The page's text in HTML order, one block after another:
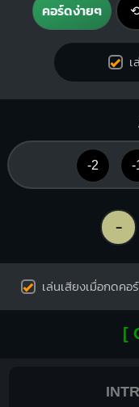
คอร์ดง่ายๆ
-2 -
-
เล่นเสียงเมื่อกดคอ
[